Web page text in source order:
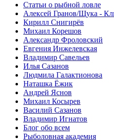
Статьи о рыбной ловле
Алексей Гранов/Щука -
Кирилл Снигирёв
Михаил Корешов
Александр Фроловский
Евгения Инжелевская
Владимир Савельев
Илья Сазанов
Людмила Галактионова
Наташка Ёжик
Андрей Яснов
Михаил Косырев
Василий Сазанов
Владимир Игнатов
Блог обо всем
Рыболовная академия